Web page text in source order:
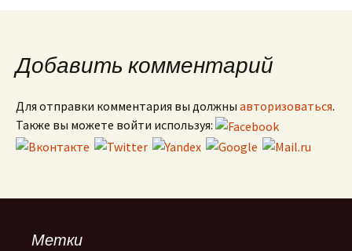
Добавить комментарий
Для отправки комментария вы должны авторизоваться.
Также вы можете войти используя:
Метки